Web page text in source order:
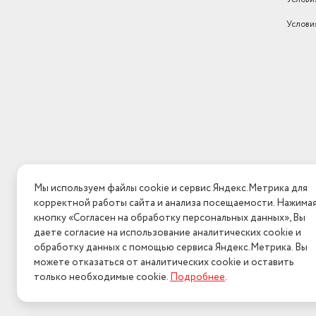
Габариты упаковки WB
СГТ
Длина товара в упаковке, в
метрах
0.63
Мы используем файлы cookie и сервис Яндекс.Метрика для
корректной работы сайта и анализа посещаемости. Нажимая
кнопку «Согласен на обработку персональных данных», Вы
даете согласие на использование аналитических cookie и
обработку данных с помощью сервиса Яндекс.Метрика. Вы
можете отказаться от аналитических cookie и оставить
только необходимые cookie.Подробнее.